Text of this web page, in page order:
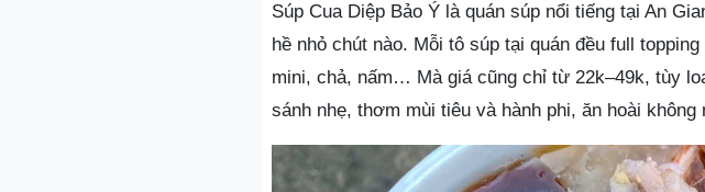
Súp Cua Diệp Bảo Ý là quán súp nổi tiếng tại An
hề nhỏ chút nào. Mỗi tô súp tại quán đều full
mini, chả, nấm… Mà giá cũng chỉ từ 22k–49k, tùy
sánh nhẹ, thơm mùi tiêu và hành phi, ăn hoài không